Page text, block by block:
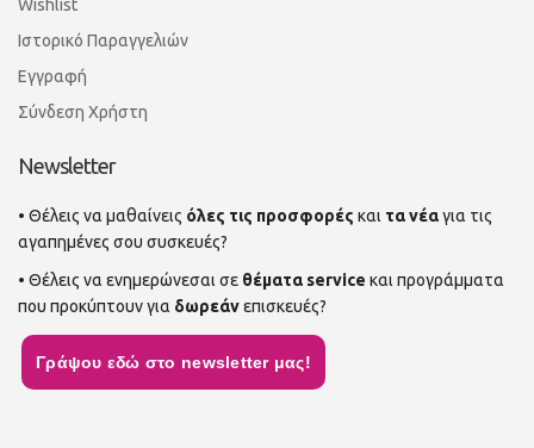
Wishlist
Ιστορικό Παραγγελιών
Εγγραφή
Σύνδεση Χρήστη
Newsletter
• Θέλεις να μαθαίνεις όλες τις προσφορές και τα νέαγια τις
αγαπημένες σου συσκευές?
• Θέλεις να ενημερώνεσαι σε θέματα service και προγράμματα
που προκύπτουν για δωρεάνεπισκευές?
Γράψου εδώ στο newsletter μας!